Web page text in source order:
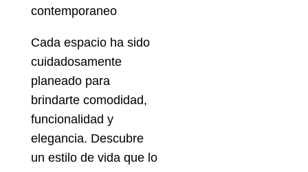
contemporaneo
Cada espacio ha sido
cuidadosamente
planeado para
brindarte comodidad,
funcionalidad y
elegancia. Descubre
un estilo de vida que lo